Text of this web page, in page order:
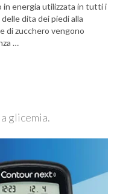
in energia utilizzata in tutti i
dita dei piedi alla
di zucchero vengono
…
glicemia.